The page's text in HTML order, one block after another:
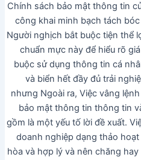
Chính sách bảo mật thông tin
công khai minh bạch tách
Người nghịch bắt buộc tiện thể
chuẩn mực này để hiểu rõ
buộc sử dụng thông tin cá
và biển hết đầy đủ trải
nhưng Ngoài ra, Việc vâng
bảo mật thông tin thông tin
gồm là một yếu tố lời đề xuất.
doanh nghiệp dạng thảo
hòa và hợp lý và nên chăng